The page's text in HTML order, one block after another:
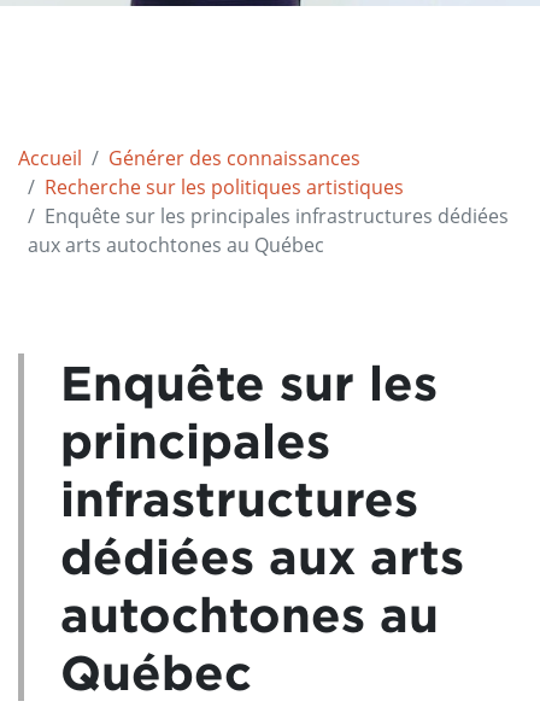
Accueil
Générer des connaissances
Recherche sur les politiques artistiques
Enquête sur les principales infrastructures dédiées
aux arts autochtones au Québec
Enquête sur les
principales
infrastructures
dédiées aux arts
autochtones au
Québec